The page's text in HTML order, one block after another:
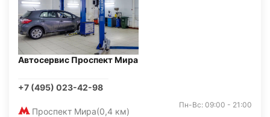
Автосервис Проспект Мира
+7 (495) 023-42-98
Проспект Мира(0,4 км)
Пн-Вс: 09:00 - 21:00